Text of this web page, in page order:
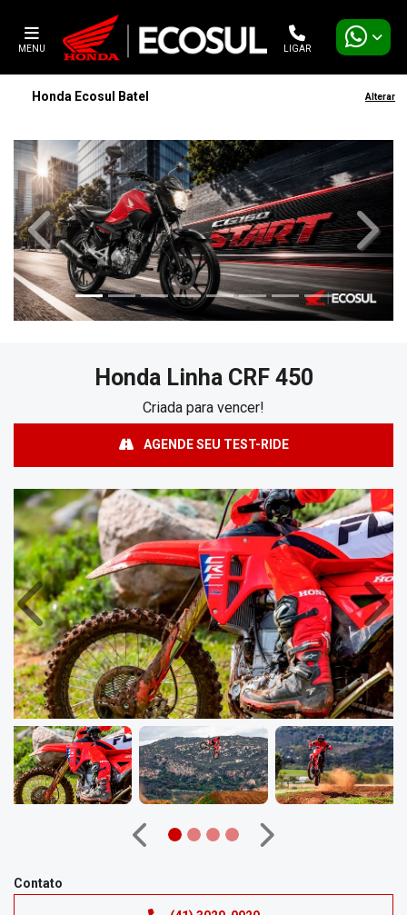
MENU LIGAR
Honda Ecosul Batel Alterar
templates.template-
HondaLinha CRF 450
Criada para vencer!
AGENDE SEU TEST-RIDE
Anterior
Anterior Próximo
Contato